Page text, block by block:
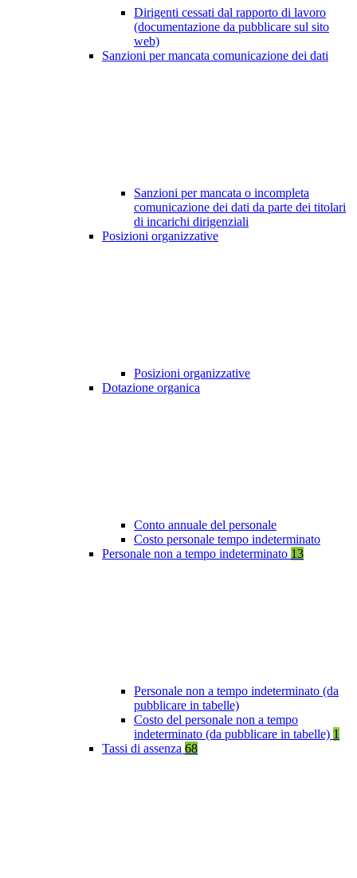
Dirigenti cessati dal rapporto di lavoro
(documentazione da pubblicare sul sito
web)
Sanzioni per mancata comunicazione dei dati
Sanzioni per mancata o incompleta
comunicazione dei dati da parte dei titolari
di incarichi dirigenziali
Posizioni organizzative
Posizioni organizzative
Dotazione organica
Conto annuale del personale
Costo personale tempo indeterminato
Personale non a tempo indeterminato 13
Personale non a tempo indeterminato (da
pubblicare in tabelle)
Costo del personale non a tempo
indeterminato (da pubblicare in tabelle) 1
Tassi di assenza 68